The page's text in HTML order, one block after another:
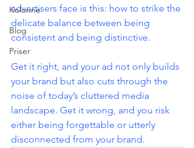
Kolonne
Blog
Priser
advertisers face is this: how to strike the
delicate balance between being
consistent and being distinctive.
Get it right, and your ad not only builds
your brand but also cuts through the
noise of today’s cluttered media
landscape. Get it wrong, and you risk
either being forgettable or utterly
disconnected from your brand.